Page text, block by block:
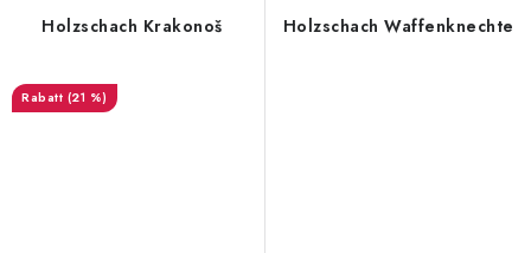
Holzschach Krakonoš
(21 %)
Holzschach Waffenknechte